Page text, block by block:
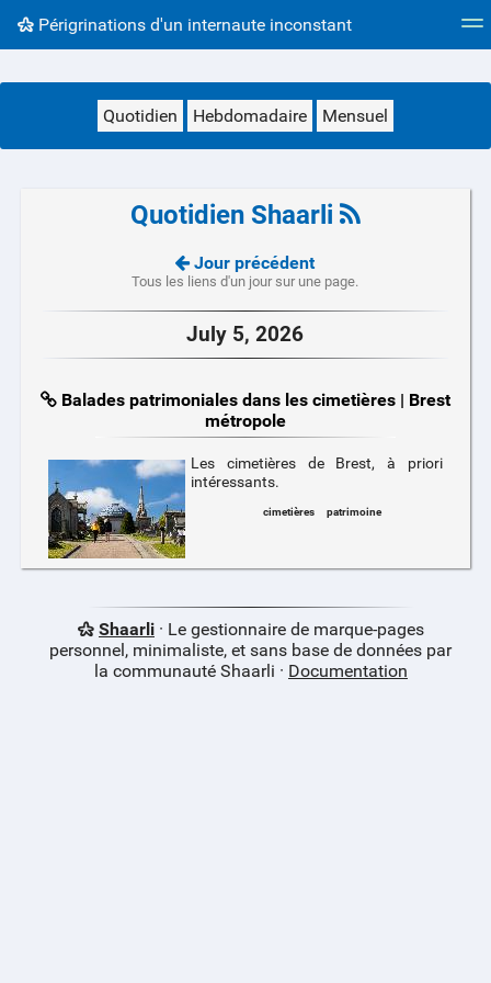
Périgrinations d'un internaute inconstant
Quotidien Hebdomadaire Mensuel
Quotidien Shaarli
Jour précédent
Tous les liens d'un jour sur une page.
July 5, 2026
Balades patrimoniales dans les cimetières | Brest
métropole
Les cimetières de Brest, à priori
intéressants.
cimetières patrimoine
Shaarli· Le gestionnaire de marque-pages
personnel, minimaliste, et sans base de données par
la communauté Shaarli · Documentation